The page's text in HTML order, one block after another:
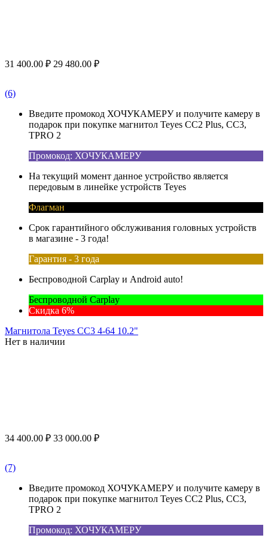
31 400.00 ₽ 29 480.00 ₽
(6)
Введите промокод ХОЧУКАМЕРУ и получите камеру в
подарок при покупке магнитол Teyes CC2 Plus, CC3,
TPRO 2
Промокод: ХОЧУКАМЕРУ
На текущий момент данное устройство является
передовым в линейке устройств Teyes
Флагман
Срок гарантийного обслуживания головных устройств
в магазине - 3 года!
Гарантия - 3 года
Беспроводной Carplay и Android auto!
Беспроводной Carplay
Скидка 6%
Магнитола Teyes CC3 4-64 10.2"
Нет в наличии
34 400.00 ₽ 33 000.00 ₽
(7)
Введите промокод ХОЧУКАМЕРУ и получите камеру в
подарок при покупке магнитол Teyes CC2 Plus, CC3,
TPRO 2
Промокод: ХОЧУКАМЕРУ